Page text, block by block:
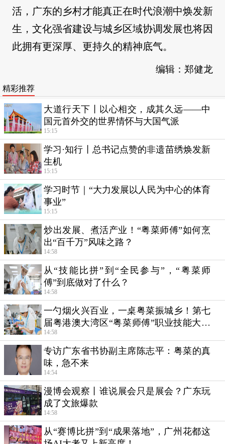
活，广东的乡村才能真正在时代浪潮中焕发新
生，文化强省建设与城乡区域协调发展也将因
此拥有更深厚、更持久的精神底气。
编辑：郑健龙
精彩推荐